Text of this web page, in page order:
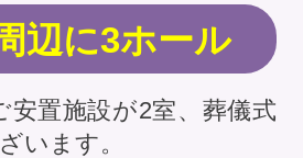
辺に3ホール
安置施設が2室、葬儀式
います。